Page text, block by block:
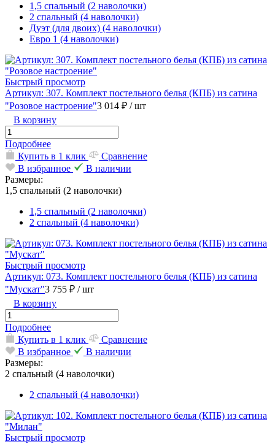
1,5 спальный (2 наволочки)
2 спальный (4 наволочки)
Дуэт (для двоих) (4 наволочки)
Евро 1 (4 наволочки)
Быстрый просмотр
Артикул: 307. Комплект постельного белья (КПБ) из сатина
"Розовое настроение"3 014 ₽ / шт
В корзину
Подробнее
Купить в 1 клик
Сравнение
В избранное
В наличии
Размеры:
1,5 спальный (2 наволочки)
1,5 спальный (2 наволочки)
2 спальный (4 наволочки)
Быстрый просмотр
Артикул: 073. Комплект постельного белья (КПБ) из сатина
"Мускат"3 755 ₽ / шт
В корзину
Подробнее
Купить в 1 клик
Сравнение
В избранное
В наличии
Размеры:
2 спальный (4 наволочки)
2 спальный (4 наволочки)
Быстрый просмотр